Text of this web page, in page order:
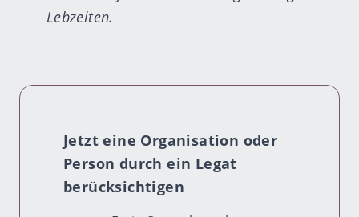
Lebzeiten.
Jetzt eine Organisation oder
Person durch ein Legat
berücksichtigen